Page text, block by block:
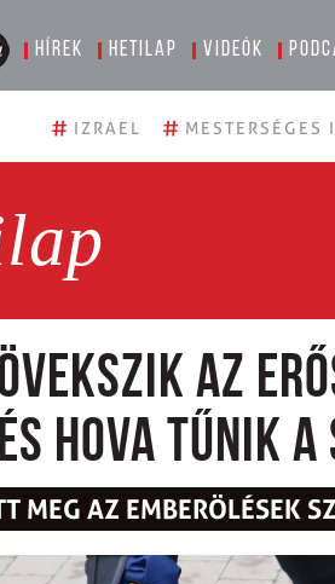
Hírek Hetilap Videók
# IZRAEL # MESTERSÉGES
az
hova tűnik
MEG AZ EMBERÖLÉSEK